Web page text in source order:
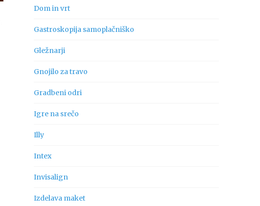
Dom in vrt
Gastroskopija samoplačniško
Gležnarji
Gnojilo za travo
Gradbeni odri
Igre na srečo
Illy
Intex
Invisalign
Izdelava maket